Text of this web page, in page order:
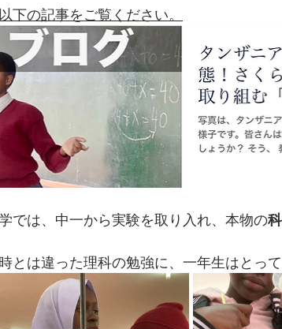
下の記事をご覧ください。
では、中一から実験を取り入れ、本物の
とは違った理科の勉強に、一年生はとっ